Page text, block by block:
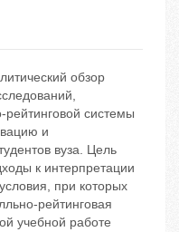
обзор
системы
и
вуза. Цель
к интерпретации
при которых
рейтинговая
учебной работе